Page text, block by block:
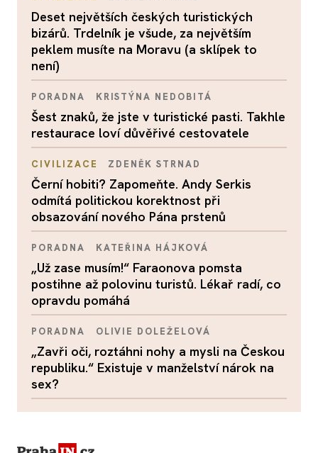
Deset největších českých turistických
bizárů. Trdelník je všude, za největším
peklem musíte na Moravu (a sklípek to
není)
PORADNA KRISTÝNA NEDOBITÁ
Šest znaků, že jste v turistické pasti. Takhle
restaurace loví důvěřivé cestovatele
CIVILIZACE ZDENĚK STRNAD
Černí hobiti? Zapomeňte. Andy Serkis
odmítá politickou korektnost při
obsazování nového Pána prstenů
PORADNA KATEŘINA HÁJKOVÁ
„Už zase musím!“ Faraonova pomsta
postihne až polovinu turistů. Lékař radí, co
opravdu pomáhá
PORADNA OLIVIE DOLEŽELOVÁ
„Zavři oči, roztáhni nohy a mysli na Českou
republiku.“ Existuje v manželství nárok na
sex?